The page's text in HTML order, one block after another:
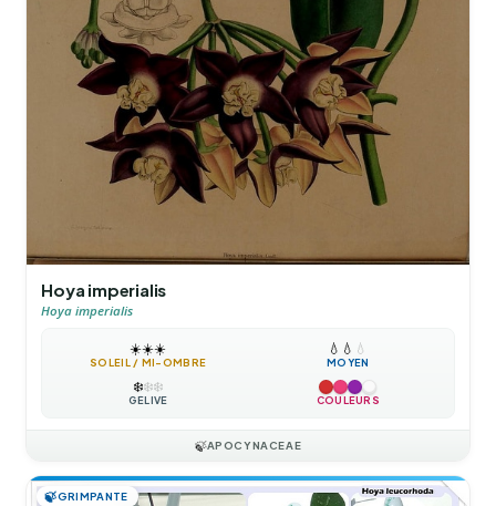
Hoya imperialis
Hoya imperialis
☀️☀️☀️
SOLEIL / MI-OMBRE
💧 💧 💧
MOYEN
❄️❄️❄️
GÉLIVE COULEURS
🍃APOCYNACEAE
🍃GRIMPANTE